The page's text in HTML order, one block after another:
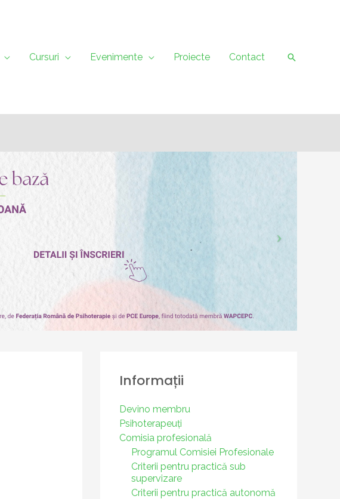
Cursuri Evenimente Proiecte Contact Caută
Informații
Devino membru
Psihoterapeuți
Comisia profesională
Programul Comisiei Profesionale
Criterii pentru practică sub
supervizare
Criterii pentru practică autonomă